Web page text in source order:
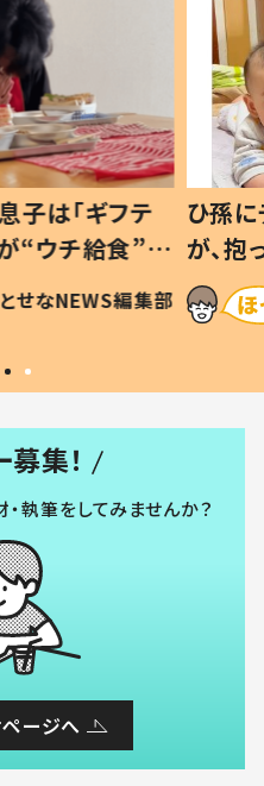
子は「ギフテ
“ウチ給食”を
は #令和の親
とせなNEWS編集部
ひ孫
が、
「涙が
い」
集！
執筆をしてみませんか？
ージへ